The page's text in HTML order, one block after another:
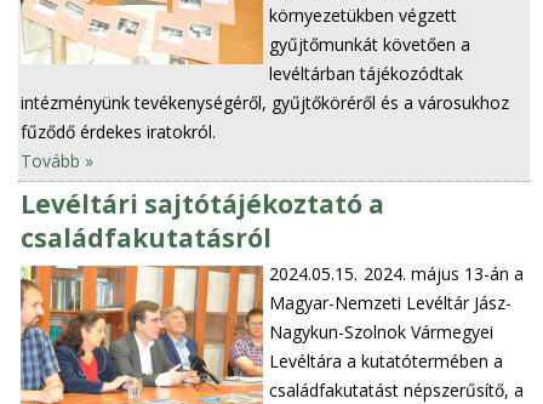
környezetükben végzett
gyűjtőmunkát követően a
levéltárban tájékozódtak
intézményünk tevékenységéről, gyűjtőköréről és a városukhoz
fűződő érdekes iratokról.
Tovább »
Levéltári sajtótájékoztató a
családfakutatásról
2024.05.15. 2024. május 13-án a
Magyar-Nemzeti Levéltár Jász-
Nagykun-Szolnok Vármegyei
Levéltára a kutatótermében a
családfakutatást népszerűsítő, a